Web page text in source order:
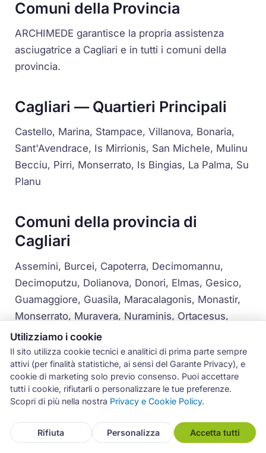
Comuni della Provincia
ARCHIMEDE garantisce la propria assistenza
asciugatrice a Cagliari e in tutti i comuni della
provincia.
Cagliari — Quartieri Principali
Castello, Marina, Stampace, Villanova, Bonaria,
Sant'Avendrace, Is Mirrionis, San Michele, Mulinu
Becciu, Pirri, Monserrato, Is Bingias, La Palma, Su
Planu
Comuni della provincia di
Cagliari
Assemini, Burcei, Capoterra, Decimomannu,
Decimoputzu, Dolianova, Donori, Elmas, Gesico,
Guamaggiore, Guasila, Maracalagonis, Monastir,
Monserrato, Muravera, Nuraminis, Ortacesus,
Pimentel, Quartucciu, Samassi, San Basilio, San
Nicolò Gerrei, San Vito, Samatzai, Selargius,
Senorbì, Serdiana, Sestu, Settimo San Pietro,
Siliqua, Sinnai, Soleminis, Suelli, Ussana, Uta,
Villaputzu, Villasimius, Villasor, Villaspeciosa
Per i comuni più distanti dal capoluogo, come
Muravera, Villasimius o Burcei, la disponibilità del
Utilizziamo i cookie
Il sito utilizza cookie tecnici e analitici di prima parte sempre
attivi (per finalità statistiche, ai sensi del Garante Privacy), e
cookie di marketing solo previo consenso. Puoi accettare
tutti i cookie, rifiutarli o personalizzare le tue preferenze.
Scopri di più nella nostra Privacy e Cookie Policy.
Rifiuta Personalizza Accetta tutti